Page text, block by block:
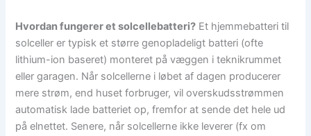
Hvordan fungerer et solcellebatteri? Et hjemmebatteri til
solceller er typisk et større genopladeligt batteri (ofte
lithium-ion baseret) monteret på væggen i teknikrummet
eller garagen. Når solcellerne i løbet af dagen producerer
mere strøm, end huset forbruger, vil overskudsstrømmen
automatisk lade batteriet op, fremfor at sende det hele ud
på elnettet. Senere, når solcellerne ikke leverer (fx om